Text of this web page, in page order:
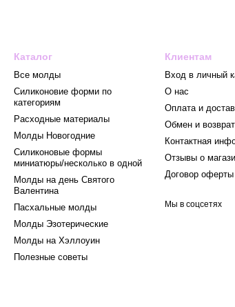
Каталог
Все молды
Силиконовие форми по
категориям
Расходные материалы
Mолды Новогодние
Силиконовые формы
миниатюры/несколько в одной
Молды на день Святого
Валентина
Пасхальные молды
Молды Эзотерические
Молды на Хэллоуин
Полезные советы
Клиентам
Вход в личный
О нас
Оплата и
Обмен и возврат
Контактная
Отзывы о
Договор оферты
Мы в соцсетях